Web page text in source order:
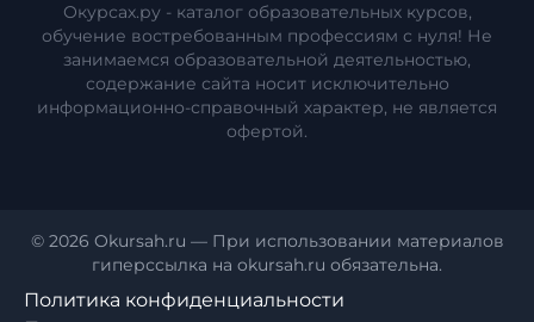
Окурсах.ру - каталог образовательных курсов,
обучение востребованным профессиям с нуля! Не
занимаемся образовательной деятельностью,
содержание сайта носит исключительно
информационно-справочный характер, не является
офертой.
© 2026 Okursah.ru — При использовании материалов
гиперссылка на okursah.ru обязательна.
Политика конфиденциальности